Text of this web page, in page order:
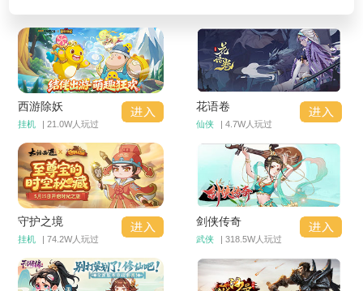
西游除妖
挂机 | 21.0W人玩过
花语卷
仙侠 | 4.7W人玩过
守护之境
挂机 | 74.2W人玩过
剑侠传奇
武侠 | 318.5W人玩过